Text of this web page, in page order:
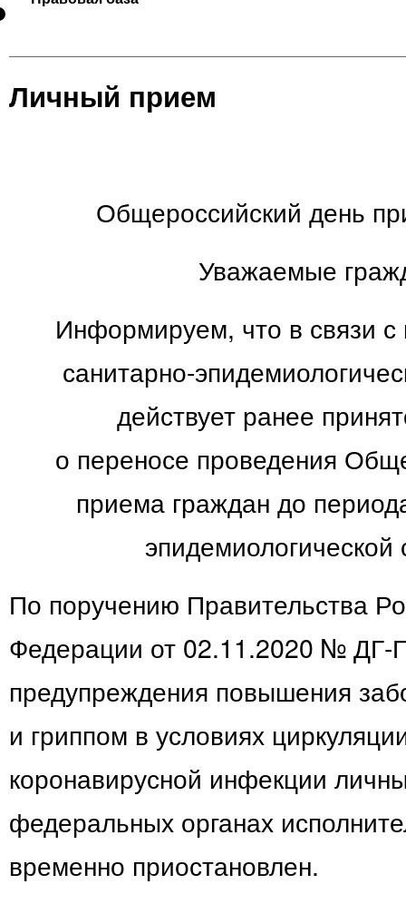
Личный прием
Общероссийский день
Уважаемые
Информируем, что в связи с
санитарно-
действует ранее
о переносе проведения
приема граждан до
эпидемиологической
По поручению Правительства
Федерации от 02.11.2020 № ДГ-
предупреждения повышения
и гриппом в условиях
коронавирусной инфекции
федеральных органах
временно приостановлен.